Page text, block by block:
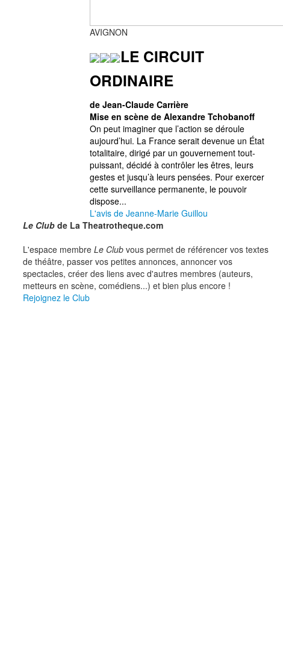
AVIGNON
LE CIRCUIT
ORDINAIRE
de Jean-Claude Carrière
Mise en scène de Alexandre Tchobanoff
On peut imaginer que l’action se déroule
aujourd’hui. La France serait devenue un État
totalitaire, dirigé par un gouvernement tout-
puissant, décidé à contrôler les êtres, leurs
gestes et jusqu’à leurs pensées. Pour exercer
cette surveillance permanente, le pouvoir
dispose...
L'avis de Jeanne-Marie Guillou
Le Clubde La Theatrotheque.com
L'espace membre Le Clubvous permet de référencer vos textes
de théâtre, passer vos petites annonces, annoncer vos
spectacles, créer des liens avec d'autres membres (auteurs,
metteurs en scène, comédiens...) et bien plus encore !
Rejoignez le Club